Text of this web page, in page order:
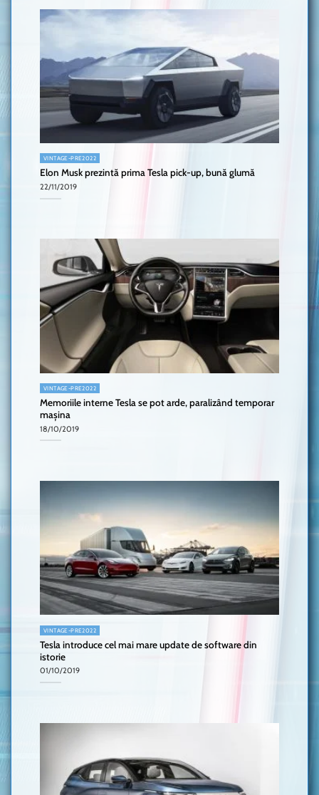
VINTAGE-PRE2022
Elon Musk prezintă prima Tesla pick-up, bună glumă
22/11/2019
VINTAGE-PRE2022
Memoriile interne Tesla se pot arde, paralizând temporar
mașina
18/10/2019
VINTAGE-PRE2022
Tesla introduce cel mai mare update de software din
istorie
01/10/2019